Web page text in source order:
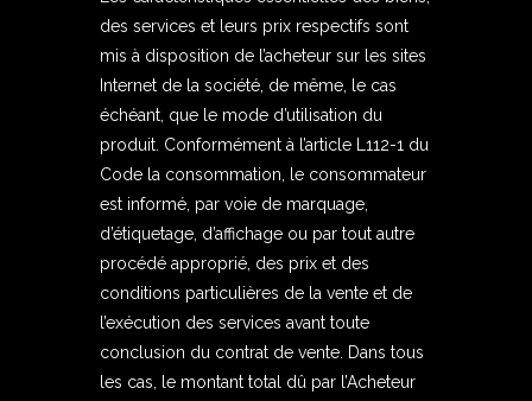
des services et leurs prix respectifs sont
mis à disposition de l’acheteur sur les sites
Internet de la société, de même, le cas
échéant, que le mode d’utilisation du
produit. Conformément à l’article L112-1 du
Code la consommation, le consommateur
est informé, par voie de marquage,
d’étiquetage, d’affichage ou par tout autre
procédé approprié, des prix et des
conditions particulières de la vente et de
l’exécution des services avant toute
conclusion du contrat de vente. Dans tous
les cas, le montant total dû par l’Acheteur